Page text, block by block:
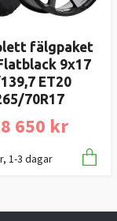
fälgpaket
9x17
ET20
70R17
650 kr
1-3 dagar